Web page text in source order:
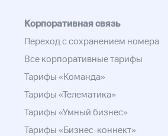
Корпоративная связь
Переход с сохранением номера
Все корпоративные тарифы
Тарифы «Команда»
Тарифы «Телематика»
Тарифы «Умный бизнес»
Тарифы «Бизнес-коннект»